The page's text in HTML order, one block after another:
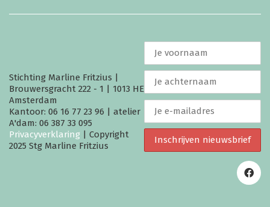
Stichting Marline Fritzius |
Brouwersgracht 222 - 1 | 1013 HE
Amsterdam
Kantoor: 06 16 77 23 96 | atelier
A'dam: 06 387 33 095
Privacyverklaring | Copyright
2025 Stg Marline Fritzius